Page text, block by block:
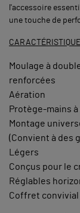
l'accessoire
une touche de
Moulage à
renforcées
Aération
Protège-mains
Montage
(Convient à des
Légers
Conçus pour le
Réglables
Coffret convivial